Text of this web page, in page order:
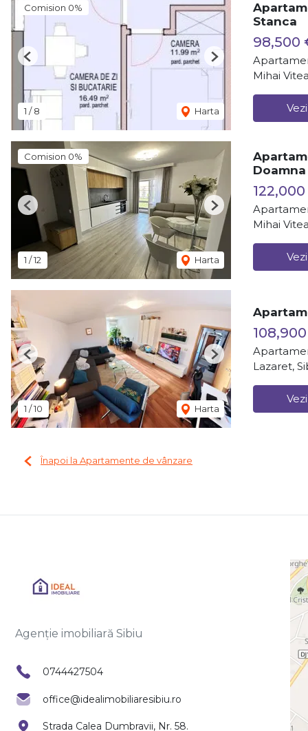
Comision 0%
1 /8 Harta
Previous Next
Stanca
98,500
Mihai
Comision 0%
1 /12 Harta
Previous Next
Mihai
1 /10 Harta
Previous Next
Lazaret,
Înapoi la Apartamente de vânzare
Agenție imobiliară Sibiu
0744427504
office@idealimobiliaresibiu.ro
Strada Calea Dumbravii, Nr. 58.